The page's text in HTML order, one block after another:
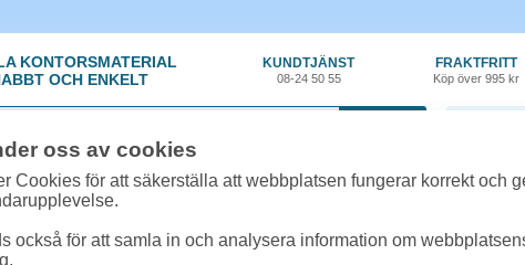
KONTORSMATERIAL
OCH ENKELT
KUNDTJÄNST
08-24 50 55
FRAKTFRITT
Köp över 995 kr
»Tejp - Övrig»Maskeringstejp Tesa Precision 4334 30mmx50m 5rl/fp
Maskeringstejp Tesa
oss av cookies
Cookies för att säkerställa att webbplatsen fungerar korrekt och
också för att samla in och analysera information om